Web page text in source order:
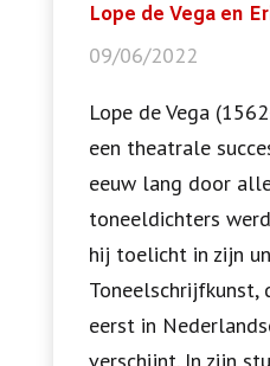
Lope de Vega en
09/06/2022
Lope de Vega
een theatrale
eeuw lang door
toneeldichters
hij toelicht in zijn
eerst in
verschijnt. In zijn